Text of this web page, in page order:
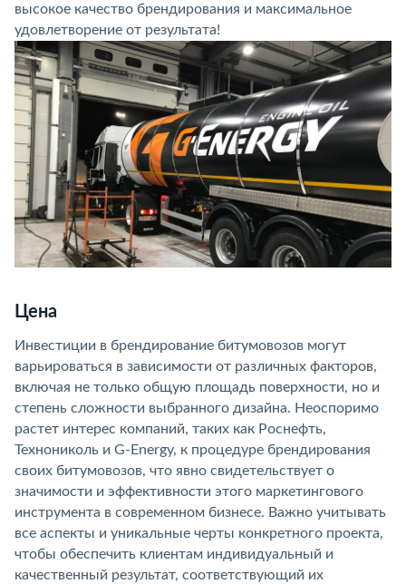
высокое качество брендирования и максимальное
удовлетворение от результата!
Цена
Инвестиции в брендирование битумовозов могут
варьироваться в зависимости от различных факторов,
включая не только общую площадь поверхности, но и
степень сложности выбранного дизайна. Неоспоримо
растет интерес компаний, таких как Роснефть,
Технониколь и G-Energy, к процедуре брендирования
своих битумовозов, что явно свидетельствует о
значимости и эффективности этого маркетингового
инструмента в современном бизнесе. Важно учитывать
все аспекты и уникальные черты конкретного проекта,
чтобы обеспечить клиентам индивидуальный и
качественный результат, соответствующий их